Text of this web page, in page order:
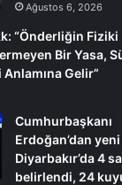
Ağustos 6, 2026
“Önderliğin Fiziki
Bir Yasa,
Gelir”
Cumhurbaşkanı
Erdoğan’dan
Diyarbakır’da 4
belirlendi, 24